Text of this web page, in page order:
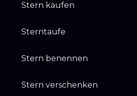
Stern kaufen
Sterntaufe
Stern benennen
Stern verschenken